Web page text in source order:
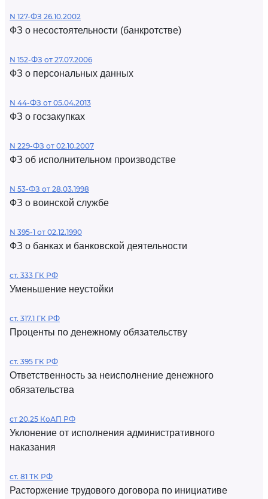
N 127-ФЗ 26.10.2002
ФЗ о несостоятельности (банкротстве)
N 152-ФЗ от 27.07.2006
ФЗ о персональных данных
N 44-ФЗ от 05.04.2013
ФЗ о госзакупках
N 229-ФЗ от 02.10.2007
ФЗ об исполнительном производстве
N 53-ФЗ от 28.03.1998
ФЗ о воинской службе
N 395-1 от 02.12.1990
ФЗ о банках и банковской деятельности
ст. 333 ГК РФ
Уменьшение неустойки
ст. 317.1 ГК РФ
Проценты по денежному обязательству
ст. 395 ГК РФ
Ответственность за неисполнение денежного
обязательства
ст 20.25 КоАП РФ
Уклонение от исполнения административного
наказания
ст. 81 ТК РФ
Расторжение трудового договора по инициативе